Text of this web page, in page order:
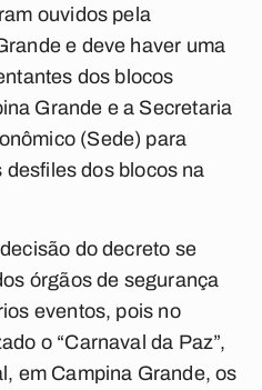
ouvidos pela
e deve haver uma
dos blocos
Grande e a Secretaria
(Sede) para
dos blocos na
do decreto se
órgãos de segurança
eventos, pois no
o “Carnaval da Paz”,
em Campina Grande, os